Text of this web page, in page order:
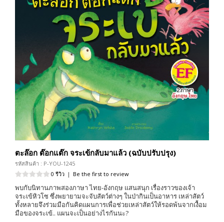
ตะล๊อก ต๊อกแต๊ก จระเข้กลับมาแล้ว (ฉบับปรับปรุง)
รหัสสินค้า : P-YOU-1245
0 รีวิว | Be the first to review
พบกับนิทานภาพสองภาษา ไทย-อังกฤษ แสนสนุก เรื่องราวของเจ้า
จระเข้หิวโซ ซึ่งพยายามจะจับสัตว์ต่างๆ ในป่ากินเป็นอาหาร เหล่าสัตว์
ทั้งหลายจึงร่วมมือกันคิดแผนการเพื่อช่วยเหล่าสัตว์ให้รอดพ้นจากเงื้อม
มือของจระเข้.. แผนจะเป็นอย่างไรกันนะ?